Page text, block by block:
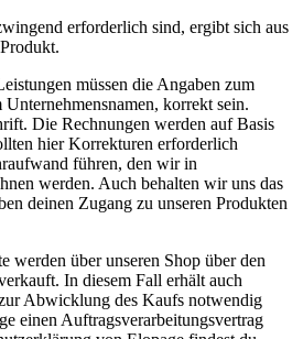
erforderlich sind, ergibt sich aus
müssen die Angaben zum
korrekt sein.
Die Rechnungen werden auf Basis
hier Korrekturen erforderlich
führen, den wir in
werden. Auch behalten wir uns das
deinen Zugang zu unseren Produkten
werden über unseren Shop über den
In diesem Fall erhält auch
Abwicklung des Kaufs notwendig
einen Auftragsverarbeitungsvertrag